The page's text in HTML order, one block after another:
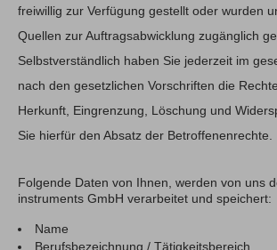
freiwillig zur Verfügung gestellt oder wurden
Quellen zur Auftragsabwicklung zugänglich
Selbstverständlich haben Sie jederzeit im
nach den gesetzlichen Vorschriften die
Herkunft, Eingrenzung, Löschung und
Sie hierfür den Absatz der Betroffenenrechte.
Folgende Daten von Ihnen, werden von uns
instruments GmbH verarbeitet und speichert:
Name
Berufsbezeichnung / Tätigkeitsbereich